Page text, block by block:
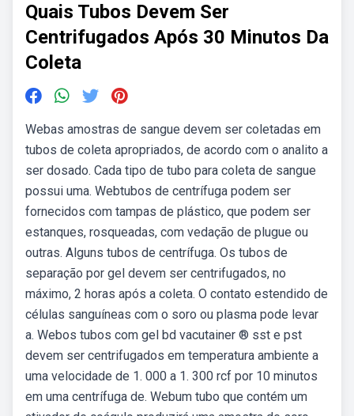
Quais Tubos Devem Ser
Centrifugados Após 30 Minutos Da
Coleta
Webas amostras de sangue devem ser coletadas em
tubos de coleta apropriados, de acordo com o analito a
ser dosado. Cada tipo de tubo para coleta de sangue
possui uma. Webtubos de centrífuga podem ser
fornecidos com tampas de plástico, que podem ser
estanques, rosqueadas, com vedação de plugue ou
outras. Alguns tubos de centrífuga. Os tubos de
separação por gel devem ser centrifugados, no
máximo, 2 horas após a coleta. O contato estendido de
células sanguíneas com o soro ou plasma pode levar
a. Webos tubos com gel bd vacutainer ® sst e pst
devem ser centrifugados em temperatura ambiente a
uma velocidade de 1. 000 a 1. 300 rcf por 10 minutos
em uma centrífuga de. Webum tubo que contém um